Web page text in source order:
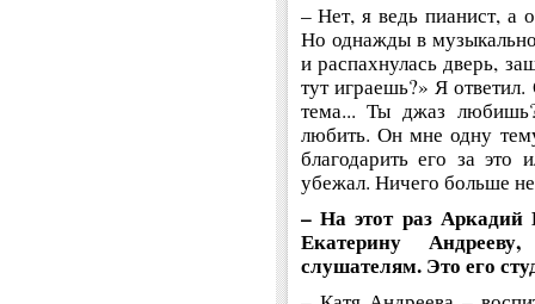
– Нет, я ведь пианист, а
Но однажды в
и распахнулась дверь,
тут играешь?» Я
тема... Ты джаз
любить. Он мне одну
благодарить его за это
убежал. Ничего больше
– На этот раз Аркадий
Екатерину
слушателям. Это его